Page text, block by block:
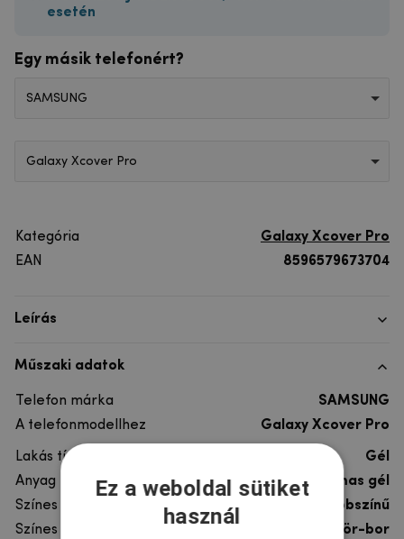
esetén
Egy másik telefonért?
SAMSUNG
Galaxy Xcover Pro
Kategória
Galaxy Xcover Pro
EAN
8596579673704
Leírás
Műszaki adatok
Telefon márka
SAMSUNG
A telefonmodellhez
Galaxy Xcover Pro
Lakás típusa
Gél
Anyag
rugalmas gél
Színes
többszínű
Színes motívum
Sör-bor
Ez a weboldal sütiket
használ